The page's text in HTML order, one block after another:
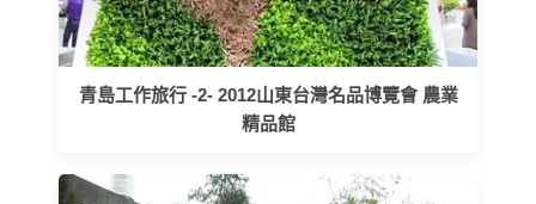
青島工作旅行 -2- 2012山東台灣名品博覽會 農業
精品館